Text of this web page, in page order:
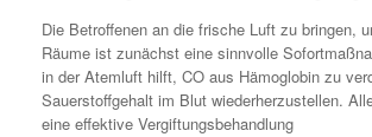
Die Betroffenen an die frische Luft zu bringen,
Räume ist zunächst eine sinnvolle
in der Atemluft hilft, CO aus Hämoglobin zu
Sauerstoffgehalt im Blut wiederherzustellen.
eine effektive Vergiftungsbehandlung